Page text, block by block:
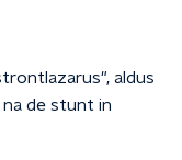
aldus
na de stunt in